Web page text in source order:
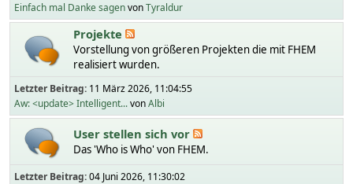
Einfach mal Danke sagenvonTyraldur
Projekte
Vorstellung von größeren Projekten die mit FHEM
realisiert wurden.
Letzter Beitrag: 11 März 2026, 11:04:55
Aw: <update> Intelligent...vonAlbi
User stellen sich vor
Das 'Who is Who' von FHEM.
Letzter Beitrag:04 Juni 2026, 11:30:02